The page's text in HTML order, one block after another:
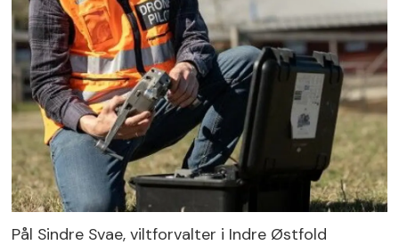
Pål Sindre Svae, viltforvalter i Indre Østfold